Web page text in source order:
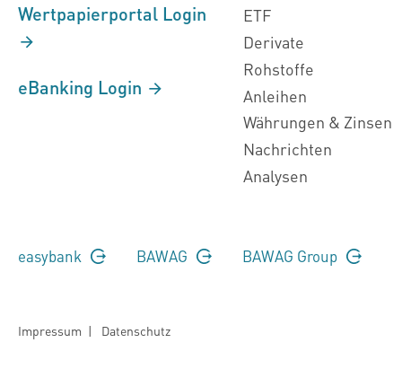
Wertpapierportal Login
eBanking Login
ETF
Derivate
Rohstoffe
Anleihen
Währungen & Zinsen
Nachrichten
Analysen
easybank BAWAG BAWAG Group
Impressum | Datenschutz